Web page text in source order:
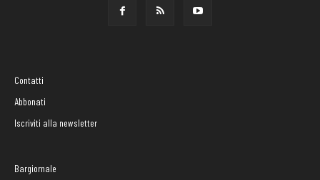
Contatti
Abbonati
Iscriviti alla newsletter
Bargiornale